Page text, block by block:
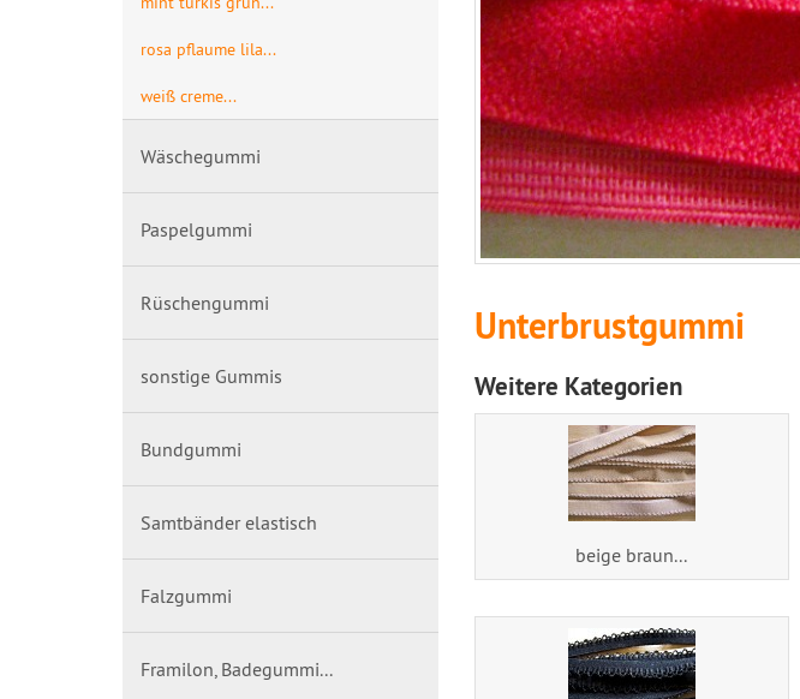
Unterbrustgummi
Weitere Kategorien
beige braun...
rosa pflaume lila...
weiß creme...
Wäschegummi
Paspelgummi
Rüschengummi
sonstige Gummis
Bundgummi
Samtbänder elastisch
Falzgummi
Framilon, Badegummi...